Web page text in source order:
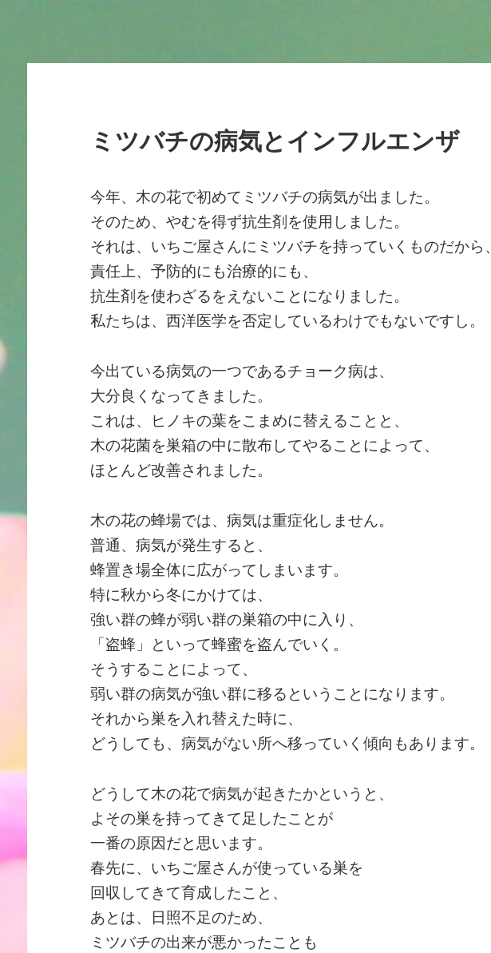
ミツバチの病気とインフルエンザ
今年、木の花で初めてミツバチの病気が出ました。
そのため、やむを得ず抗生剤を使用しました。
それは、いちご屋さんにミツバチを持っていくものだから、
責任上、予防的にも治療的にも、
抗生剤を使わざるをえないことになりました。
私たちは、西洋医学を否定しているわけでもないですし。
今出ている病気の一つであるチョーク病は、
大分良くなってきました。
これは、ヒノキの葉をこまめに替えることと、
木の花菌を巣箱の中に散布してやることによって、
ほとんど改善されました。
木の花の蜂場では、病気は重症化しません。
普通、病気が発生すると、
蜂置き場全体に広がってしまいます。
特に秋から冬にかけては、
強い群の蜂が弱い群の巣箱の中に入り、
「盗蜂」といって蜂蜜を盗んでいく。
そうすることによって、
弱い群の病気が強い群に移るということになります。
それから巣を入れ替えた時に、
どうしても、病気がない所へ移っていく傾向もあります。
どうして木の花で病気が起きたかというと、
よその巣を持ってきて足したことが
一番の原因だと思います。
春先に、いちご屋さんが使っている巣を
回収してきて育成したこと、
あとは、日照不足のため、
ミツバチの出来が悪かったことも